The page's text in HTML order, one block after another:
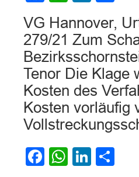
VG Hannover,
279/21 Zum
Tenor Die Klage
Kosten des
Kosten vorläufig
Facebook